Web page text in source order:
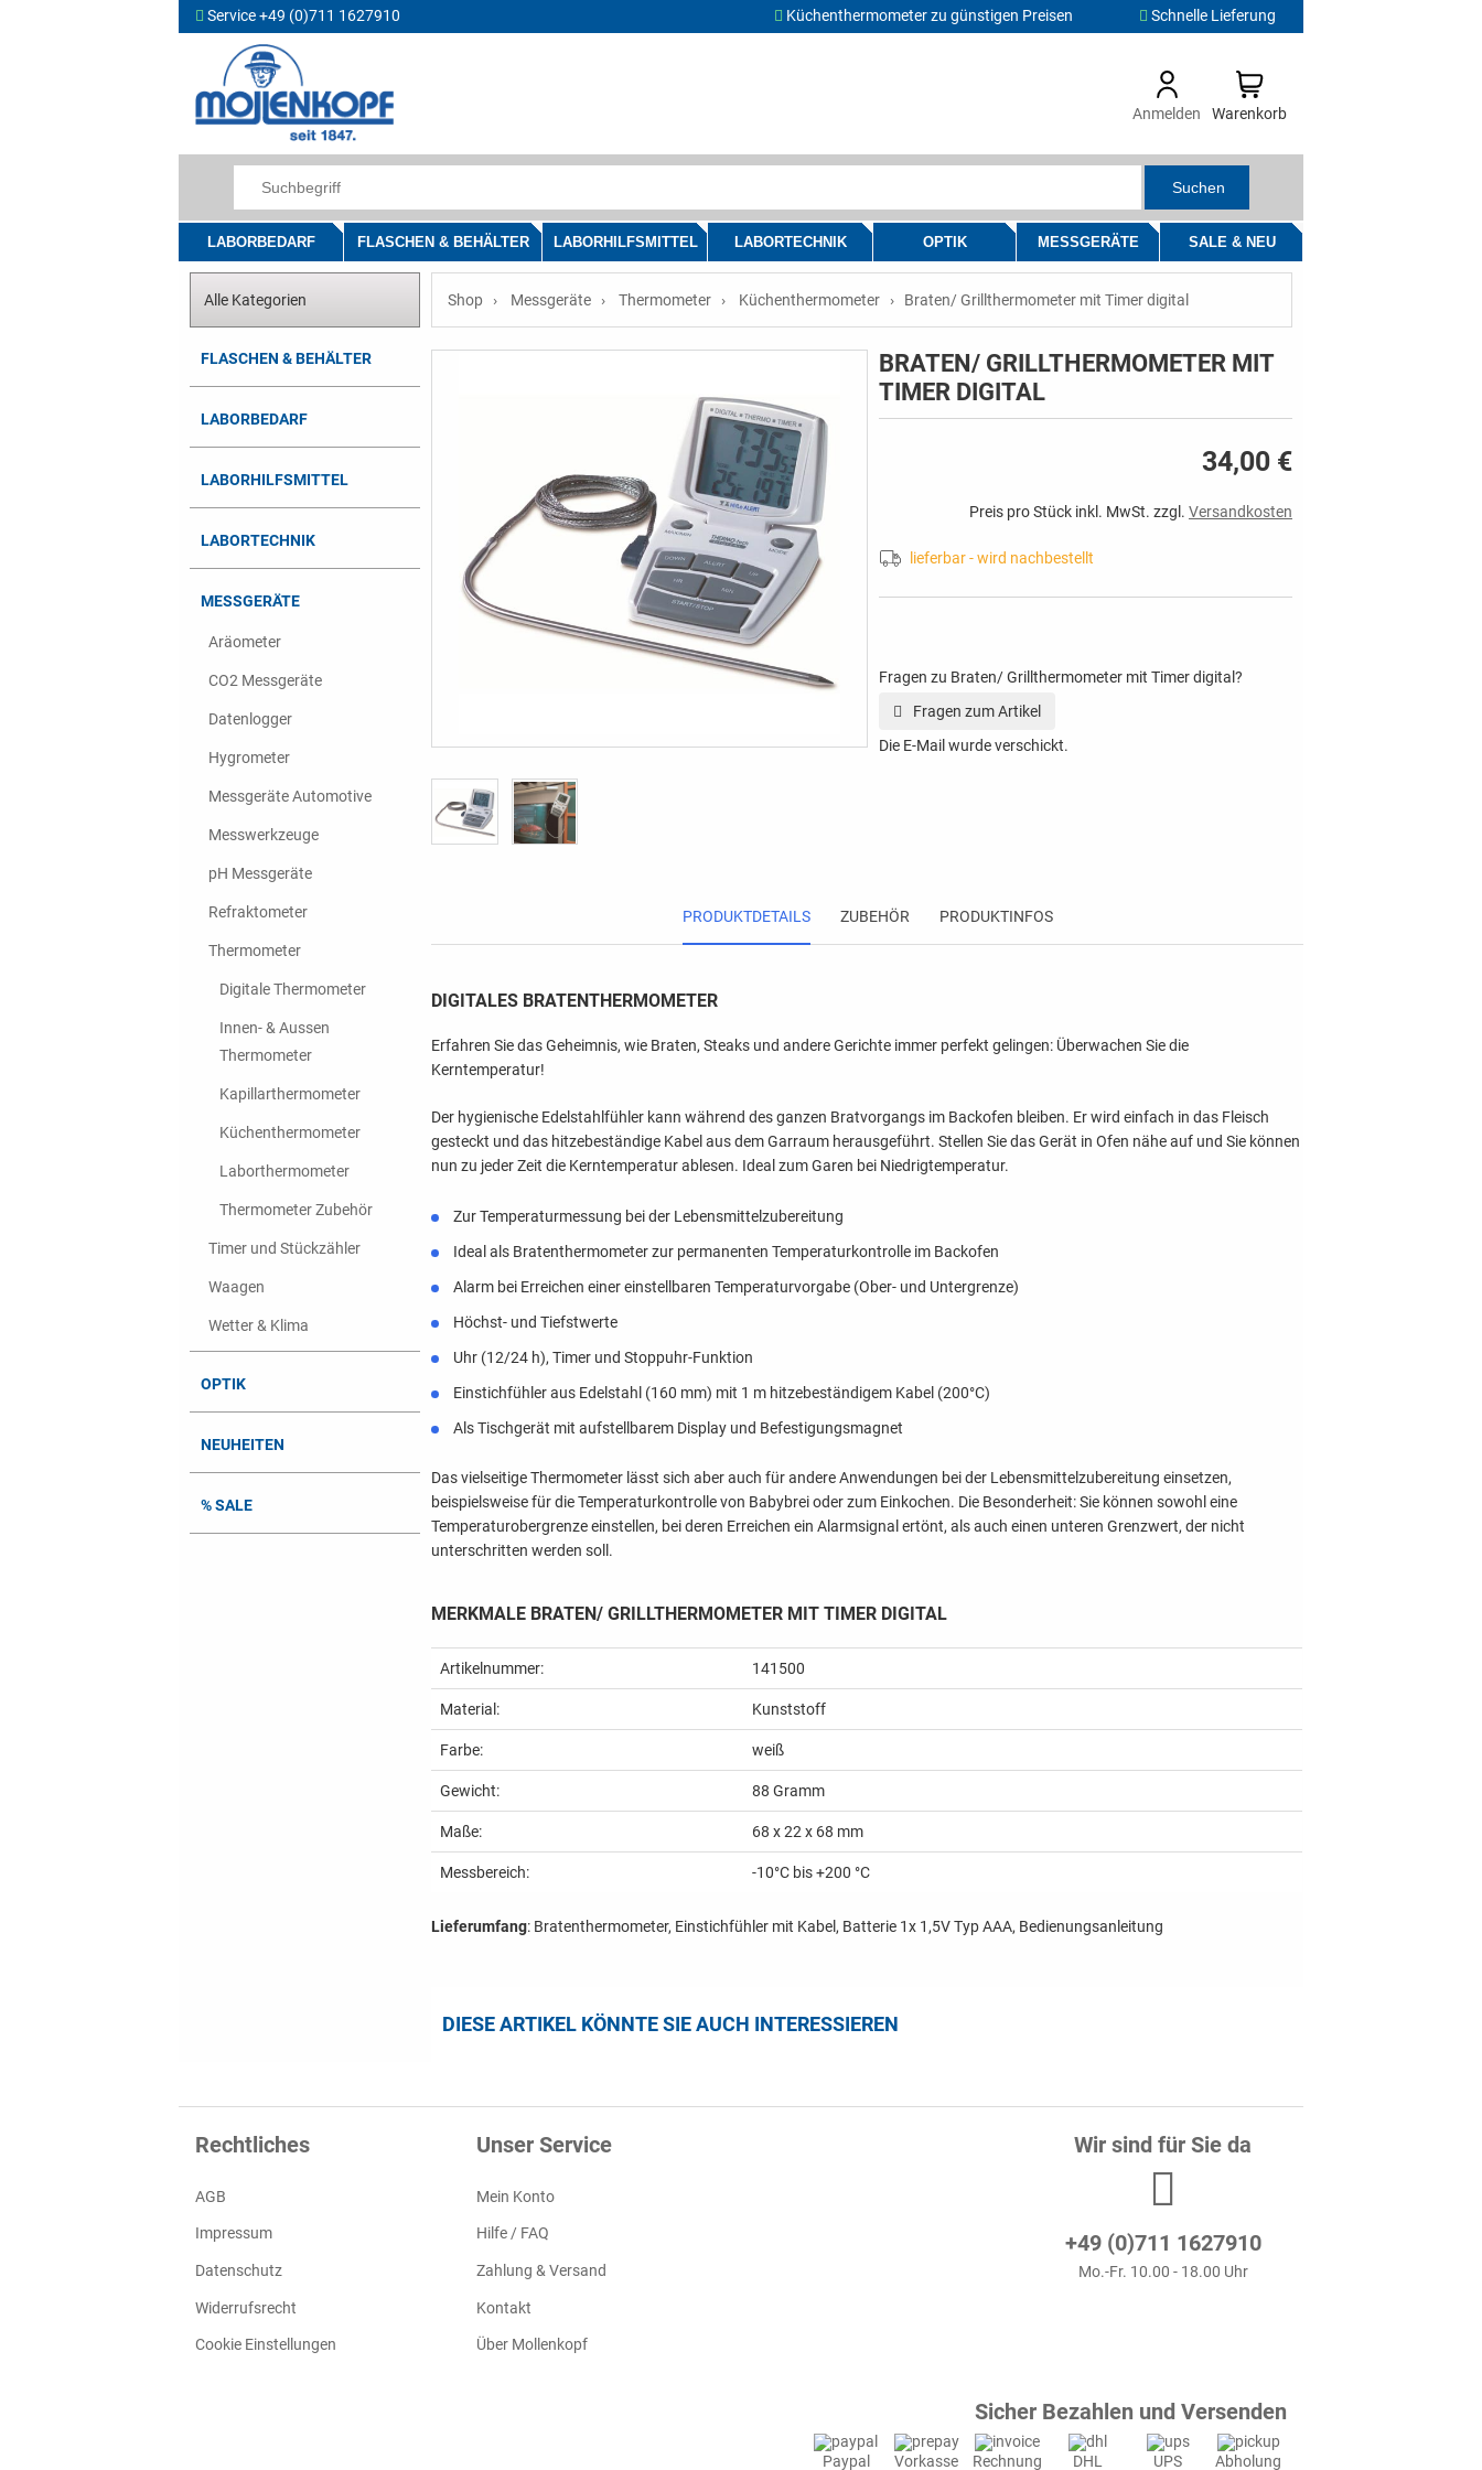
Service +49 (0)711 1627910 Küchenthermometer zu günstigen Preisen Schnelle Lieferung
Anmelden Warenkorb
Suchen
LABORBEDARF FLASCHEN & BEHÄLTER LABORHILFSMITTEL LABORTECHNIK OPTIK MESSGERÄTE SALE & NEU
Alle Kategorien
FLASCHEN & BEHÄLTER
LABORBEDARF
LABORHILFSMITTEL
LABORTECHNIK
MESSGERÄTE
Aräometer
CO2 Messgeräte
Datenlogger
Hygrometer
Messgeräte Automotive
Messwerkzeuge
pH Messgeräte
Refraktometer
Thermometer
Digitale Thermometer
Innen- & Aussen
Thermometer
Kapillarthermometer
Küchenthermometer
Laborthermometer
Thermometer Zubehör
Timer und Stückzähler
Waagen
Wetter & Klima
OPTIK
NEUHEITEN
% SALE
Shop Messgeräte Thermometer Küchenthermometer Braten/ Grillthermometer mit Timer digital
BRATEN/ GRILLTHERMOMETER MIT
TIMER DIGITAL
34,00 €
Preis pro Stück inkl. MwSt. zzgl. Versandkosten
lieferbar - wird nachbestellt
Fragen zu Braten/ Grillthermometer mit Timer digital?
Fragen zum Artikel
Die E-Mail wurde verschickt.
PRODUKTDETAILS ZUBEHÖR PRODUKTINFOS
DIGITALES BRATENTHERMOMETER
Erfahren Sie das Geheimnis, wie Braten, Steaks und andere Gerichte immer perfekt gelingen: Überwachen Sie die
Kerntemperatur!
Der hygienische Edelstahlfühler kann während des ganzen Bratvorgangs im Backofen bleiben. Er wird einfach in das Fleisch
gesteckt und das hitzebeständige Kabel aus dem Garraum herausgeführt. Stellen Sie das Gerät in Ofen nähe auf und Sie können
nun zu jeder Zeit die Kerntemperatur ablesen. Ideal zum Garen bei Niedrigtemperatur.
Zur Temperaturmessung bei der Lebensmittelzubereitung
Ideal als Bratenthermometer zur permanenten Temperaturkontrolle im Backofen
Alarm bei Erreichen einer einstellbaren Temperaturvorgabe (Ober- und Untergrenze)
Höchst- und Tiefstwerte
Uhr (12/24 h), Timer und Stoppuhr-Funktion
Einstichfühler aus Edelstahl (160 mm) mit 1 m hitzebeständigem Kabel (200°C)
Als Tischgerät mit aufstellbarem Display und Befestigungsmagnet
Das vielseitige Thermometer lässt sich aber auch für andere Anwendungen bei der Lebensmittelzubereitung einsetzen,
beispielsweise für die Temperaturkontrolle von Babybrei oder zum Einkochen. Die Besonderheit: Sie können sowohl eine
Temperaturobergrenze einstellen, bei deren Erreichen ein Alarmsignal ertönt, als auch einen unteren Grenzwert, der nicht
unterschritten werden soll.
MERKMALE BRATEN/ GRILLTHERMOMETER MIT TIMER DIGITAL
Artikelnummer: 141500
Material: Kunststoff
Farbe: weiß
Gewicht: 88Gramm
Maße: 68 x 22 x 68 mm
Messbereich: -10°C bis +200 °C
Lieferumfang: Bratenthermometer, Einstichfühler mit Kabel, Batterie 1x 1,5V Typ AAA, Bedienungsanleitung
DIESE ARTIKEL KÖNNTE SIE AUCH INTERESSIEREN
Rechtliches
AGB
Impressum
Datenschutz
Widerrufsrecht
Cookie Einstellungen
Unser Service
Mein Konto
Hilfe / FAQ
Zahlung & Versand
Kontakt
Über Mollenkopf
Wir sind für Sie da
+49 (0)711 1627910
Mo.-Fr. 10.00 - 18.00 Uhr
Sicher Bezahlen und Versenden
Paypal Vorkasse Rechnung DHL UPS Abholung